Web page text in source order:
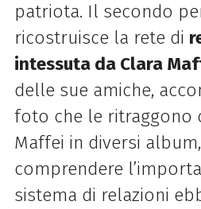
patriota. Il secondo
ricostruisce la rete di
intessuta da Clara
delle sue amiche,
foto che le ritraggono
Maffei in diversi
comprendere
sistema di relazioni